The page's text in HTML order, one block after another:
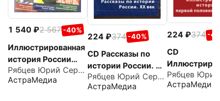
1 540 2 567 -40%
Иллюстрированная
история России
(6CD)
Рябцев Юрий Сергеевич
АстраМедиа
224 374 -40%
CD Рассказы по
истории России. XX
век.
Иллюстрированное
Рябцев Юрий Сергеевич
АстраМедиа
224 374 -
CD
история
первой
АстраМедиа